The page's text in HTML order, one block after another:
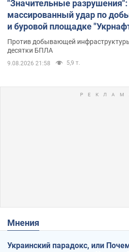
"Значительные разрушения":
массированный удар по
и буровой площадке
Против добывающей
десятки БПЛА
9.08.2026 21:58 5,9 т.
Мнения
Украинский парадокс, или